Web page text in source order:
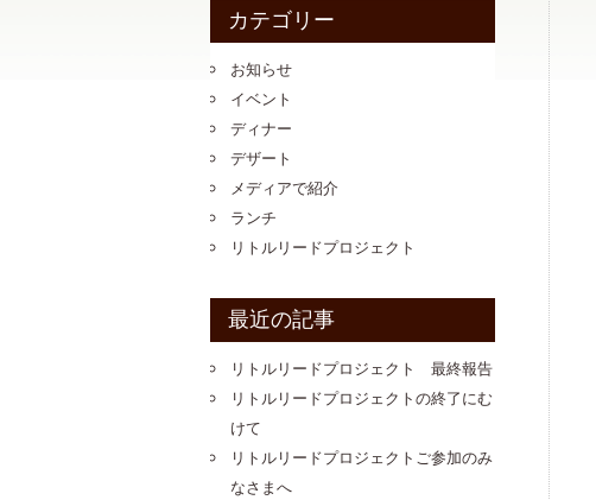
カテゴリー
お知らせ
イベント
ディナー
デザート
メディアで紹介
ランチ
リトルリードプロジェクト
最近の記事
リトルリードプロジェクト 最終報告
リトルリードプロジェクトの終了にむ
けて
リトルリードプロジェクトご参加のみ
なさまへ